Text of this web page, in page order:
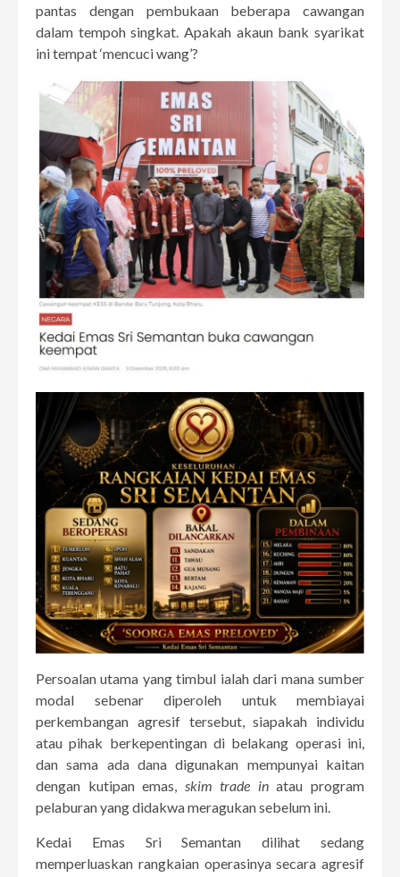
pantas dengan pembukaan beberapa cawangan
dalam tempoh singkat. Apakah akaun bank syarikat
ini tempat ‘mencuci wang’?
Persoalan utama yang timbul ialah dari mana sumber
modal sebenar diperoleh untuk membiayai
perkembangan agresif tersebut, siapakah individu
atau pihak berkepentingan di belakang operasi ini,
dan sama ada dana digunakan mempunyai kaitan
dengan kutipan emas, skim trade inatau program
pelaburan yang didakwa meragukan sebelum ini.
Kedai Emas Sri Semantan dilihat sedang
memperluaskan rangkaian operasinya secara agresif